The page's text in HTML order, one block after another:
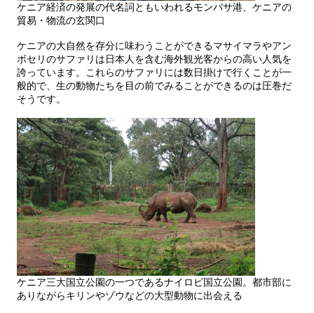
ケニア経済の発展の代名詞ともいわれるモンバサ港、ケニアの
貿易・物流の玄関口
ケニアの大自然を存分に味わうことができるマサイマラやアン
ボセリのサファリは日本人を含む海外観光客からの高い人気を
誇っています。これらのサファリには数日掛けで行くことが一
般的で、生の動物たちを目の前でみることができるのは圧巻だ
そうです。
ケニア三大国立公園の一つであるナイロビ国立公園。都市部に
ありながらキリンやゾウなどの大型動物に出会える